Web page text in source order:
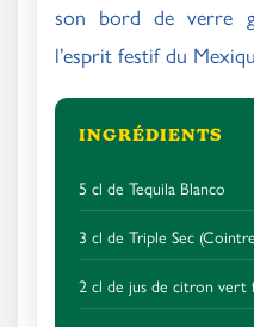
son bord de verre
l’esprit festif du
INGRÉDIENTS
5 cl de Tequila Blanco
3 cl de Triple Sec
2 cl de jus de citron vert